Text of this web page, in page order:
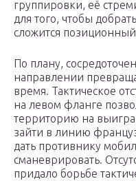
группировки, её
для того, чтобы
сложится
По плану,
направлении
время. Тактическое
на левом фланге
территорию на
зайти в линию
дать противнику
сманеврировать.
придало борьбе